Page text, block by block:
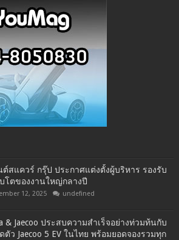
ต์สแควร์ กรุ๊ป ประกาศแต่งตั้งผู้บริหาร รองรับ
โตของงานใหญ่กลางปี
12, 2025 undefined
& Jaecoo ประสบความสำเร็จอย่างท่วมท้นกับ
ตัว Jaecoo 5 EV ในไทย พร้อมยอดจองรวมทุก